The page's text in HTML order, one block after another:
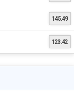
145.49
123.42